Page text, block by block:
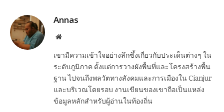
Annas
Website
เขามีความเข้าใจอย่างลึกซึ้งเกี่ยวกับประเด็นต่างๆ ใน
ระดับภูมิภาค ตั้งแต่การวางผังพื้นที่และโครงสร้างพื้น
ฐาน ไปจนถึงพลวัตทางสังคมและการเมืองใน Cianjur
และบริเวณโดยรอบ งานเขียนของเขาถือเป็นแหล่ง
ข้อมูลหลักสำหรับผู้อ่านในท้องถิ่น